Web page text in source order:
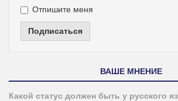
Отпишите меня
Подписаться
ВАШЕ МНЕНИЕ
Какой статус должен быть у русского